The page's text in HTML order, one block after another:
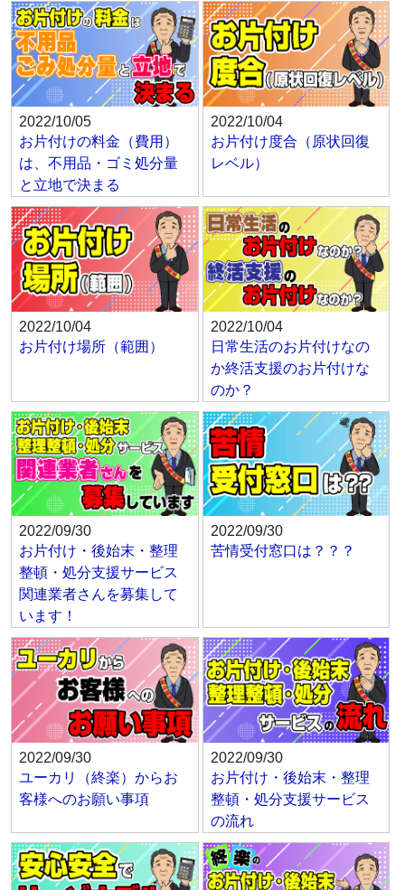
2022/10/05
お片付けの料金（費用）
は、不用品・ゴミ処分量
と立地で決まる
2022/10/04
お片付け度合（原状回復
レベル）
2022/10/04
お片付け場所（範囲）
2022/10/04
日常生活のお片付けなの
か終活支援のお片付けな
のか？
2022/09/30
お片付け・後始末・整理
整頓・処分支援サービス
関連業者さんを募集して
います！
2022/09/30
苦情受付窓口は？？？
2022/09/30
ユーカリ（終楽）からお
客様へのお願い事項
2022/09/30
お片付け・後始末・整理
整頓・処分支援サービス
の流れ